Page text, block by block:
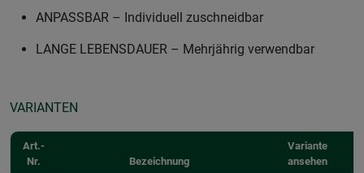
ANPASSBAR – Individuell zuschneidbar
LANGE LEBENSDAUER – Mehrjährig verwendbar
VARIANTEN
Art.-
Nr.
Bezeichnung
Variante
ansehen